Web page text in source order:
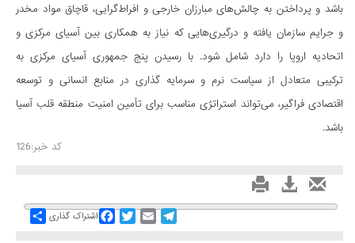
باشد و پرداختن به چالش­‌های مبارزان خارجی و افراط‌گرایی، قاچاق مواد مخدر
و جرایم سازمان یافته و درگیری‌هایی که نیاز به همکاری بین آسیای مرکزی و
اتحادیه اروپا را دارد شامل شود. با رسیدن پنج جمهوری آسیای مرکزی به
ترکیبی متعادل از سیاست نرم و سرمایه گذاری در منابع انسانی و توسعه
اقتصادی فراگیر، می‌­تواند استراتژی مناسب برای تأمین امنیت منطقه قلب آسیا
باشد.
کد خبر:126
Share اشتراک گذاری
FacebookTwitterEmail
Telegram